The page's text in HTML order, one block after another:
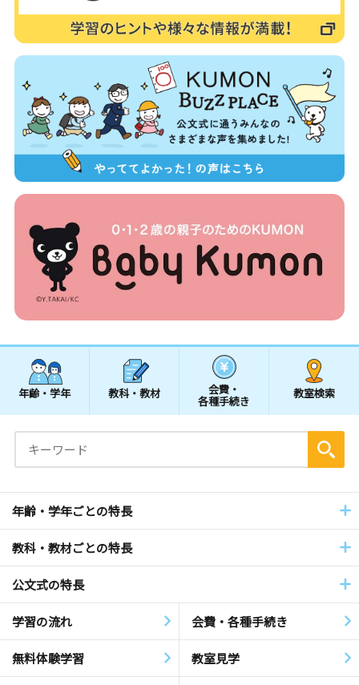
年齢・学年 教科・教材 会費・
各種手続き
教室検索
年齢・学年ごとの特長
教科・教材ごとの特長
公文式の特長
学習の流れ 会費・各種手続き
無料体験学習 教室見学